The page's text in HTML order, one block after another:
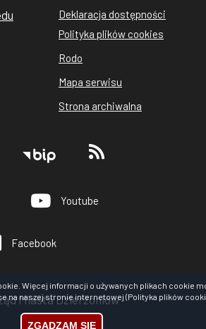
Więcej informacji o używanych plikach cookie
na naszej stronie internetowej (Polityka plików
ZGADZAM SIĘ
Stopka
rodo
cookies
Deklaracja dostępności
Polityka plików cookies
Rodo
Mapa serwisu
Strona archiwalna
Youtube
Facebook
Miasta Dzierżoniów